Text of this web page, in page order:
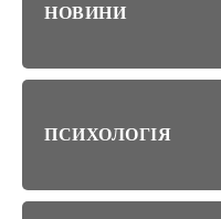
НОВИНИ
ПСИХОЛОГІЯ